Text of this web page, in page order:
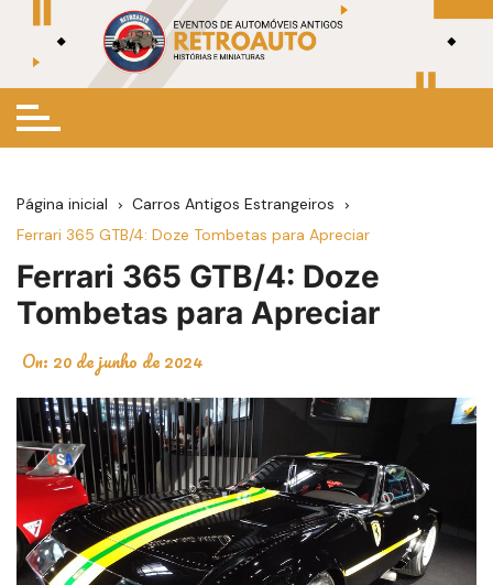
conteúdo
Página inicial
Carros Antigos Estrangeiros
Ferrari 365 GTB/4: Doze Tombetas para Apreciar
Ferrari 365 GTB/4: Doze
Tombetas para Apreciar
On: 20 de junho de 2024